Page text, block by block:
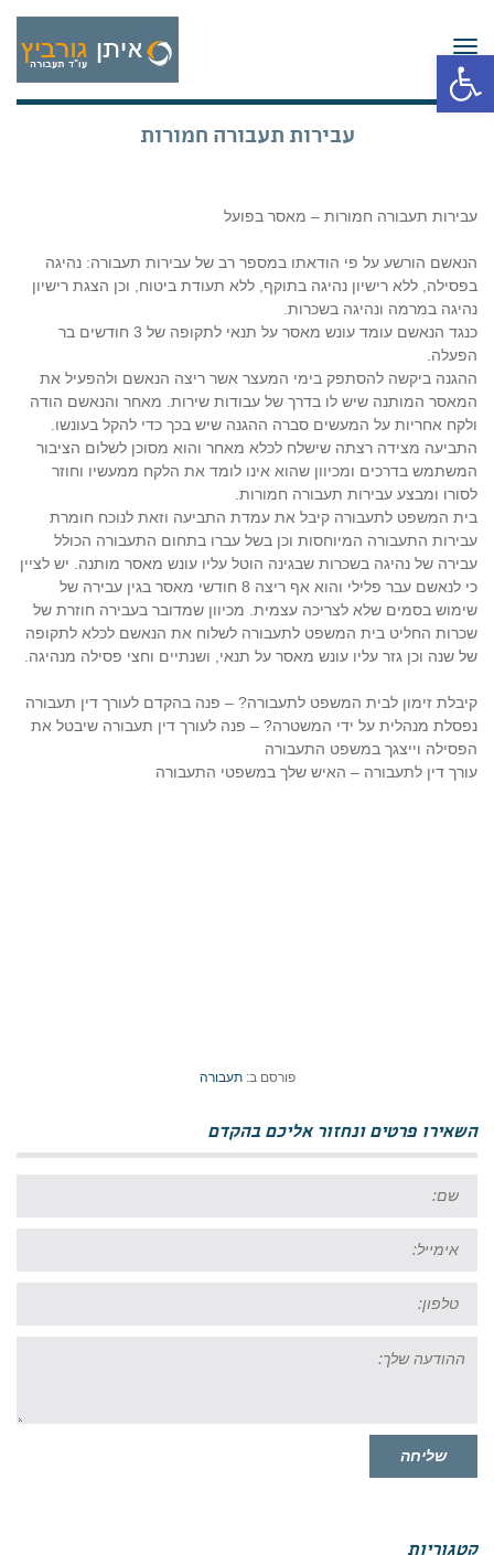
פתח סרגל נגישות
תפריט
עבירות תעבורה חמורות
עבירות תעבורה חמורות – מאסר בפועל
הנאשם הורשע על פי הודאתו במספר רב של עבירות תעבורה: נהיגה
בפסילה, ללא רישיון נהיגה בתוקף, ללא תעודת ביטוח, וכן הצגת רישיון
נהיגה במרמה ונהיגה בשכרות.
כנגד הנאשם עומד עונש מאסר על תנאי לתקופה של 3 חודשים בר
הפעלה.
ההגנה ביקשה להסתפק בימי המעצר אשר ריצה הנאשם ולהפעיל את
המאסר המותנה שיש לו בדרך של עבודות שירות. מאחר והנאשם הודה
ולקח אחריות על המעשים סברה ההגנה שיש בכך כדי להקל בעונשו.
התביעה מצידה רצתה שישלח לכלא מאחר והוא מסוכן לשלום הציבור
המשתמש בדרכים ומכיוון שהוא אינו לומד את הלקח ממעשיו וחוזר
לסורו ומבצע עבירות תעבורה חמורות.
בית המשפט לתעבורה קיבל את עמדת התביעה וזאת לנוכח חומרת
עבירות התעבורה המיוחסות וכן בשל עברו בתחום התעבורה הכולל
עבירה של נהיגה בשכרות שבגינה הוטל עליו עונש מאסר מותנה. יש לציין
כי לנאשם עבר פלילי והוא אף ריצה 8 חודשי מאסר בגין עבירה של
שימוש בסמים שלא לצריכה עצמית. מכיוון שמדובר בעבירה חוזרת של
שכרות החליט בית המשפט לתעבורה לשלוח את הנאשם לכלא לתקופה
של שנה וכן גזר עליו עונש מאסר על תנאי, ושנתיים וחצי פסילה מנהיגה.
קיבלת זימון לבית המשפט לתעבורה? – פנה בהקדם לעורך דין תעבורה
נפסלת מנהלית על ידי המשטרה? – פנה לעורך דין תעבורה שיבטל את
הפסילה וייצגך במשפט התעבורה
עורך דין לתעבורה – האיש שלך במשפטי התעבורה
פורסם ב:תעבורה
השאירו פרטים ונחזור אליכם בהקדם
שלך:
שליחה